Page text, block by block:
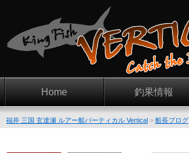
Home 釣果情報
福井 三国 玄達瀬 ルアー船バーティカル Vertical > 船長ブログ